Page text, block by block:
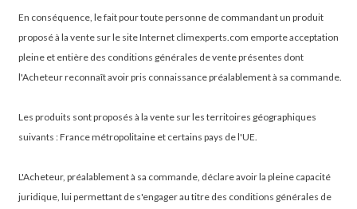
En conséquence, le fait pour toute personne de commandant un produit
proposé à la vente sur le site Internet climexperts.com emporte acceptation
pleine et entière des conditions générales de vente présentes dont
l'Acheteur reconnaît avoir pris connaissance préalablement à sa commande.
Les produits sont proposés à la vente sur les territoires géographiques
suivants : France métropolitaine et certains pays de l'UE.
L'Acheteur, préalablement à sa commande, déclare avoir la pleine capacité
juridique, lui permettant de s'engager au titre des conditions générales de